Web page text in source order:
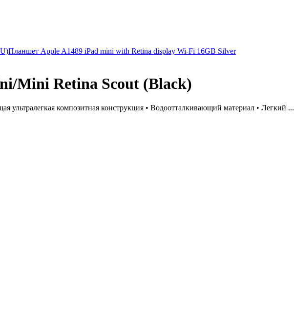
Планшет Apple A1489 iPad mini with Retina display Wi-Fi 16GB Silver
Mini Retina Scout (Black)
ультралегкая композитная конструкция • Водоотталкивающий материал • Легкий ...